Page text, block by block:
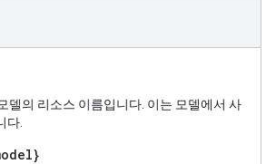
델의 리소스 이름입니다. 이는 모델에서 사
다.